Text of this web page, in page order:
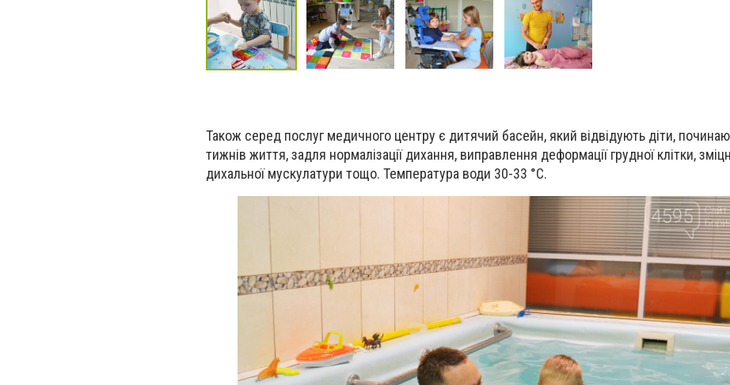
Також серед послуг медичного центру є дитячий басейн, який відвідують діти,
тижнів життя, задля нормалізації дихання, виправлення деформації грудної клітки,
дихальної мускулатури тощо. Температура води 30-33 °C.